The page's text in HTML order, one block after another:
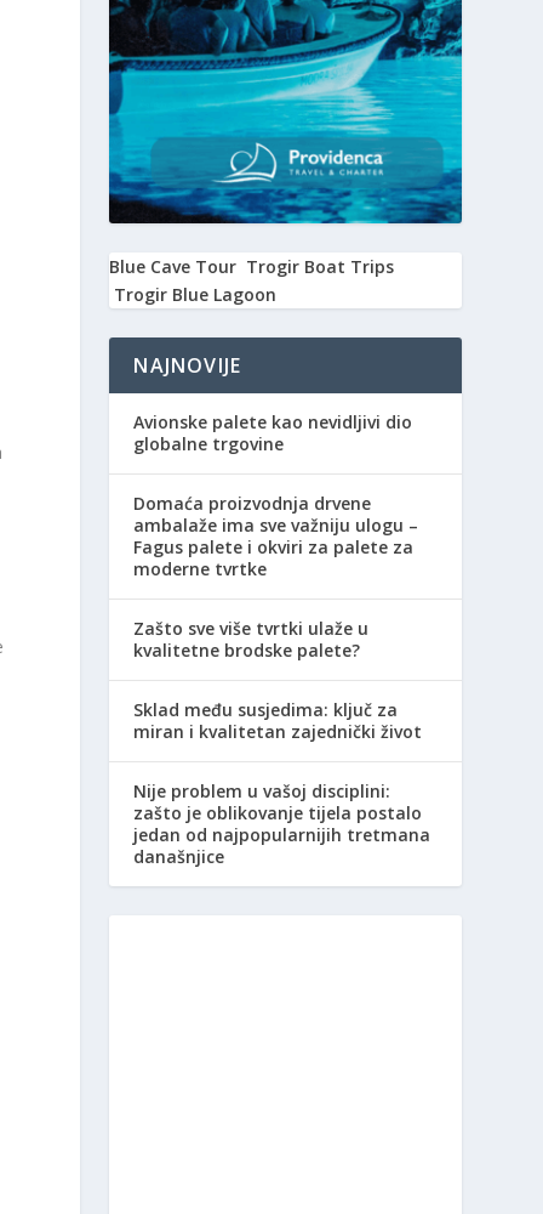
Blue Cave Tour Trogir Boat Trips
Trogir Blue Lagoon
NAJNOVIJE
Avionske palete kao nevidljivi dio
globalne trgovine
Domaća proizvodnja drvene
ambalaže ima sve važniju ulogu –
Fagus palete i okviri za palete za
moderne tvrtke
Zašto sve više tvrtki ulaže u
kvalitetne brodske palete?
Sklad među susjedima: ključ za
miran i kvalitetan zajednički život
Nije problem u vašoj disciplini:
zašto je oblikovanje tijela postalo
jedan od najpopularnijih tretmana
današnjice